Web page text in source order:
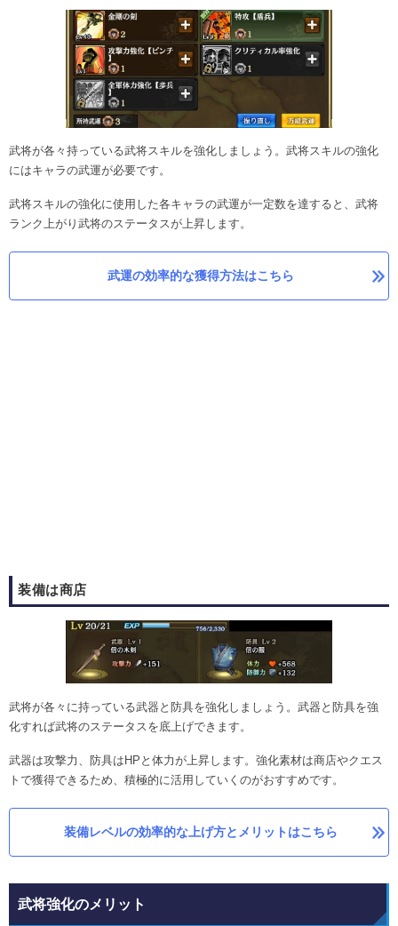
武将が各々持っている武将スキルを強化しましょう。武将スキルの強化
にはキャラの武運が必要です。
武将スキルの強化に使用した各キャラの武運が一定数を達すると、武将
ランク上がり武将のステータスが上昇します。
武運の効率的な獲得方法はこちら
装備は商店
武将が各々に持っている武器と防具を強化しましょう。武器と防具を強
化すれば武将のステータスを底上げできます。
武器は攻撃力、防具はHPと体力が上昇します。強化素材は商店やクエス
トで獲得できるため、積極的に活用していくのがおすすめです。
装備レベルの効率的な上げ方とメリットはこちら
武将強化のメリット